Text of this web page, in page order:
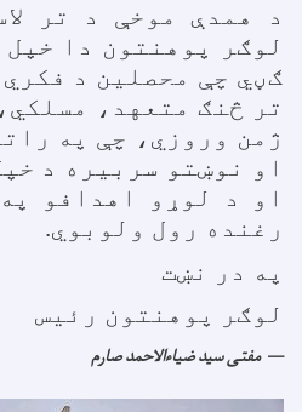
د همدې موخې د تر
لوګر پوهنتون دا
ګڼي چې محصلین د
تر څنګ متعهد،
ژمن وروزي، چې په
او نوښتو سربیره د
او د لوړو اهدافو
رغنده رول ولوبوي.
په در نښت
لوګر پوهنتون رئیس
مفتی سید ضیاءالاحمد صارم